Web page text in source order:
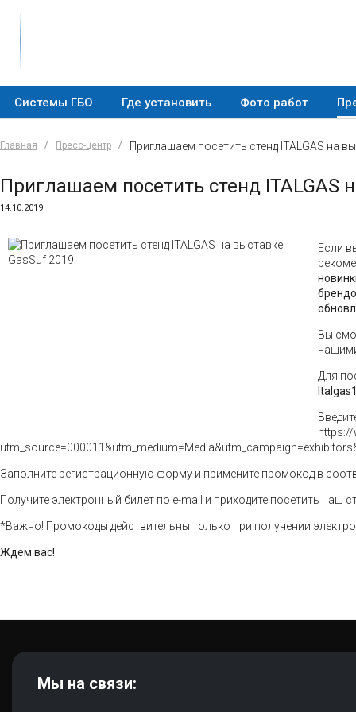
Системы ГБО Где установить Фото работ
Главная Пресс-центр Приглашаем посетить стенд ITALGAS на
Приглашаем посетить стенд ITALGAS
14.10.2019
Если
Вы
Для
https://
Заполните регистрационную форму и примените промокод в
Получите электронный билет по e-mail и приходите посетить наш
*Важно! Промокоды действительны только при получении
Ждем вас!
Мы на связи: